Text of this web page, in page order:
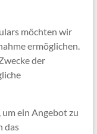
möchten wir
ermöglichen.
der
ein Angebot zu
das